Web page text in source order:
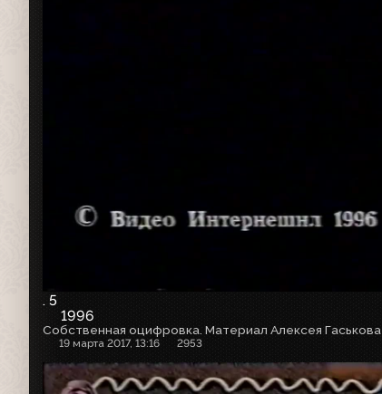
. 5
1996
Собственная оцифровка. Материал Алексея Гаськова
19 марта 2017, 13:16 2953